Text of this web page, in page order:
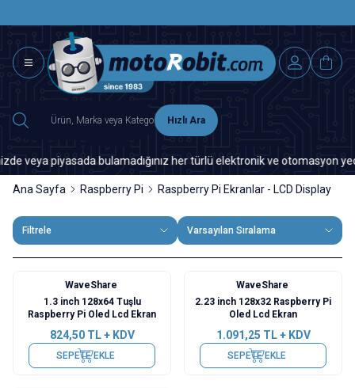
Hızlı Ara
veya piyasada bulamadığınız her türlü elektronik ve otomasyon
Ana Sayfa Raspberry Pi Raspberry Pi Ekranlar - LCD Display
Filtrele Varsayılan Sıralama
WaveShare
1.3 inch 128x64 Tuşlu
Raspberry Pi Oled Lcd Ekran
824,50TL + KDV
SEPETE EKLE
WaveShare
2.23 inch 128x32 Raspberry Pi
Oled Lcd Ekran
1.091,25 TL + KDV
SEPETE EKLE